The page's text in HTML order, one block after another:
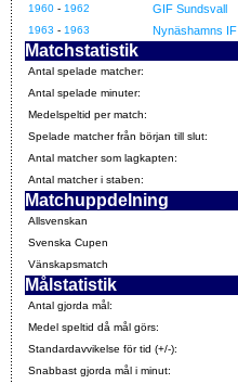
1960 - 1962 GIF Sundsvall
1963 - 1963 Nynäshamns IF
Matchstatistik
Antal spelade matcher:
Antal spelade minuter:
Medelspeltid per match:
Spelade matcher från början till slut:
Antal matcher som lagkapten:
Antal matcher i staben:
Matchuppdelning
Allsvenskan
Svenska Cupen
Vänskapsmatch
Målstatistik
Antal gjorda mål:
Medel speltid då mål görs:
Standardavvikelse för tid (+/-):
Snabbast gjorda mål i minut: